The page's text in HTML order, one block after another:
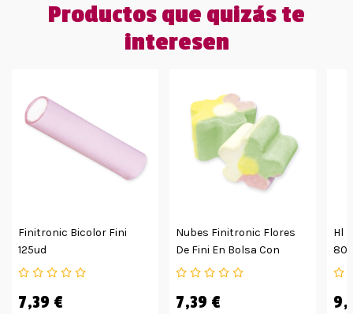
Productos que quizás te
interesen
Finitronic Bicolor Fini
125ud
7,39 €
Nubes Finitronic Flores
De Fini En Bolsa Con
125uds
7,39 €
Hl